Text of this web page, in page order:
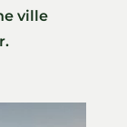
ville